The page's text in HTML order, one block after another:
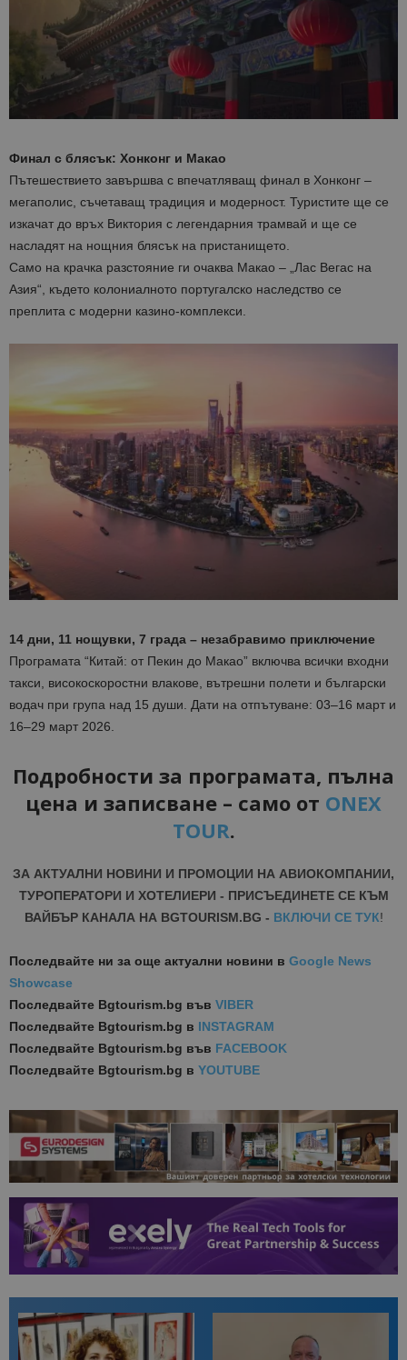
Финал с блясък: Хонконг и Макао
Пътешествието завършва с впечатляващ финал в Хонконг –
мегаполис, съчетаващ традиция и модерност. Туристите ще се
изкачат до връх Виктория с легендарния трамвай и ще се
насладят на нощния блясък на пристанището.
Само на крачка разстояние ги очаква Макао – „Лас Вегас на
Азия“, където колониалното португалско наследство се
преплита с модерни казино-комплекси.
14 дни, 11 нощувки, 7 града – незабравимо приключение
Програмата “Китай: от Пекин до Макао” включва всички входни
такси, високоскоростни влакове, вътрешни полети и български
водач при група над 15 души. Дати на отпътуване: 03–16 март и
16–29 март 2026.
Подробности за програмата, пълна
цена и записване – само от ONEX
TOUR.
ЗА АКТУАЛНИ НОВИНИ И ПРОМОЦИИ НА АВИОКОМПАНИИ,
ТУРОПЕРАТОРИ И ХОТЕЛИЕРИ - ПРИСЪЕДИНЕТЕ СЕ КЪМ
ВАЙБЪР КАНАЛА НА BGTOURISM.BG - ВКЛЮЧИ СЕ ТУК!
Последвайте ни за още актуални новини в Google News
Showcase
Последвайте Bgtourism.bg във VIBER
Последвайте Bgtourism.bg в INSTAGRAM
Последвайте Bgtourism.bg във FACEBOOK
Последвайте Bgtourism.bg в YOUTUBE